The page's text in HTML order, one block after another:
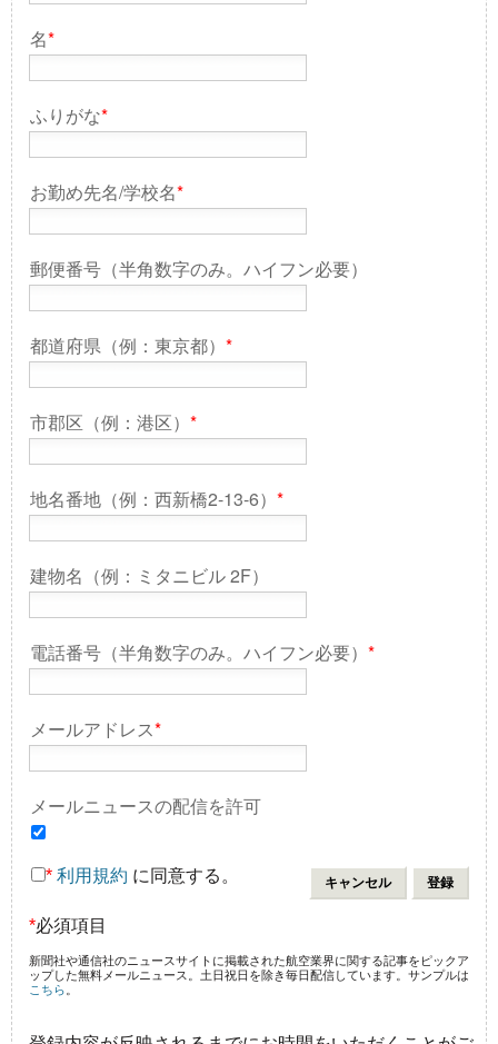
名*
ふりがな*
お勤め先名/学校名*
郵便番号（半角数字のみ。ハイフン必要）
都道府県（例：東京都） *
市郡区（例：港区） *
地名番地（例：西新橋2-13-6） *
建物名（例：ミタニビル 2F）
電話番号（半角数字のみ。ハイフン必要） *
メールアドレス*
メールニュースの配信を許可
* 利用規約 に同意する。
*必須項目
新聞社や通信社のニュースサイトに掲載された航空業界に関する記事をピックア
ップした無料メールニュース。土日祝日を除き毎日配信しています。サンプルは
こちら